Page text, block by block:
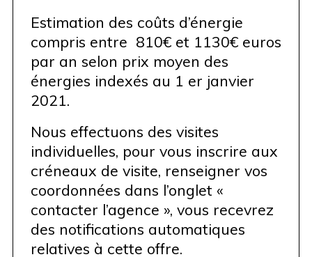
Estimation des coûts d’énergie
compris entre 810€ et 1130€ euros
par an selon prix moyen des
énergies indexés au 1 er janvier
2021.
Nous effectuons des visites
individuelles, pour vous inscrire aux
créneaux de visite, renseigner vos
coordonnées dans l’onglet «
contacter l’agence », vous recevrez
des notifications automatiques
relatives à cette offre.